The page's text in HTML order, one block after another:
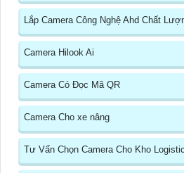
Lắp Camera Công Nghệ Ahd Chất
Camera Hilook Ai
Camera Có Đọc Mã QR
Camera Cho xe nâng
Tư Vấn Chọn Camera Cho Kho